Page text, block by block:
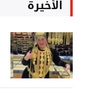
الأخيرة